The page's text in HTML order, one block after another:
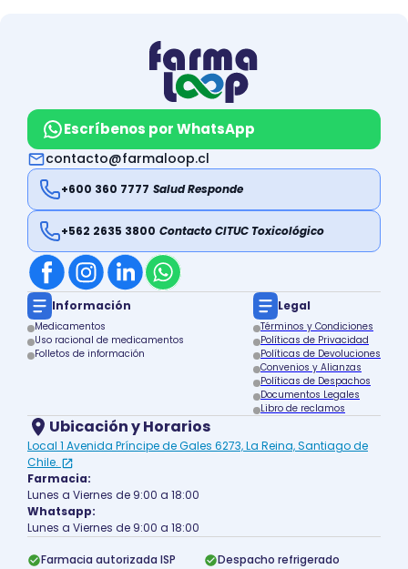
Escríbenos por WhatsApp
contacto@farmaloop.cl
+600 360 7777 Salud Responde
+562 2635 3800 Contacto CITUC Toxicológico
Información
Medicamentos
Uso racional de medicamentos
Folletos de información
Legal
Términos y Condiciones
Políticas de Privacidad
Políticas de Devoluciones
Convenios y Alianzas
Políticas de Despachos
Documentos Legales
Libro de reclamos
Ubicación y Horarios
Local 1 Avenida Príncipe de Gales 6273, La Reina, Santiago de
Chile.
Farmacia:
Lunes a Viernes de 9:00 a 18:00
Whatsapp:
Lunes a Viernes de 9:00 a 18:00
Farmacia autorizada ISP
Despacho refrigerado